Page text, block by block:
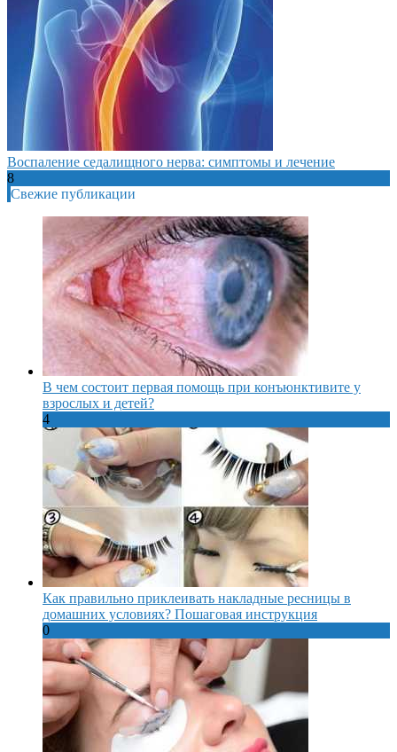
Воспаление седалищного нерва: симптомы и лечение
8
Свежие публикации
В чем состоит первая помощь при конъюнктивите у
взрослых и детей?
4
Как правильно приклеивать накладные ресницы в
домашних условиях? Пошаговая инструкция
0